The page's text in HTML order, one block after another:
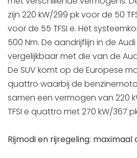
zijn 220 kW/299 pk voor de 50
voor de 55 TFSI e. Het
500 Nm. De aandrijflijn in de Audi
vergelijkbaar met die van de
De SUV komt op de Europese
quattro waarbij de
samen een vermogen van 220
TFSI e quattro met 270 kW/367
Rijmodi en rijregeling: